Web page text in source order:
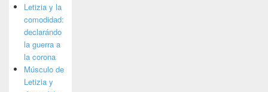
Letizia y la
comodidad:
declarándo
la guerra a
la corona
Músculo de
Letizia y